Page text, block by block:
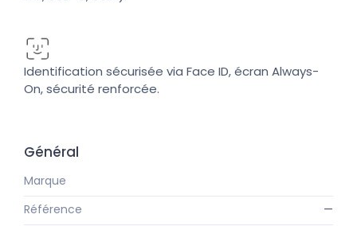
Identification sécurisée via Face ID, écran Always-
On, sécurité renforcée.
Général
Marque
Référence
—